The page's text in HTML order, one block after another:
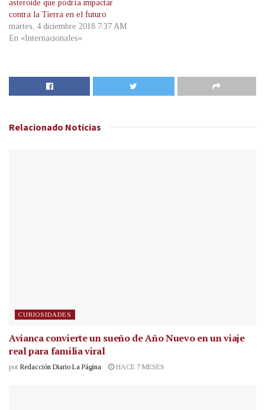
asteroide que podría impactar
contra la Tierra en el futuro
martes, 4 diciembre 2018 7:37 AM
En «Internacionales»
Relacionado Noticias
CURIOSIDADES
Avianca convierte un sueño de Año Nuevo en un viaje
real para familia viral
por Redacción Diario La Página HACE 7 MESES